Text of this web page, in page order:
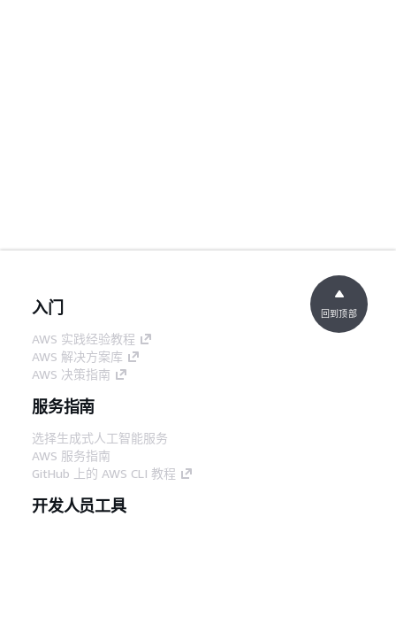
入门
AWS 实践经验教程
AWS 解决方案库
AWS 决策指南
服务指南
选择生成式人工智能服务
AWS 服务指南
GitHub 上的 AWS CLI 教程
开发人员工具
回到顶部